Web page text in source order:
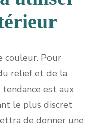
couleur. Pour
relief et de la
est aux
le plus discret
de donner une